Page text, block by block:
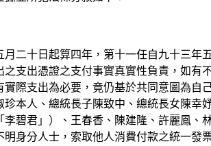
二十日起算四年，第十一任自九十三年
支出憑證之支付事實真實性負責，如
際支出為必要，竟仍基於共同意圖為自
本人、總統長子陳致中、總統長女陳幸
碧君」）、王春香、陳建隆、許麗鳳、
身分人士，索取他人消費付款之統一發